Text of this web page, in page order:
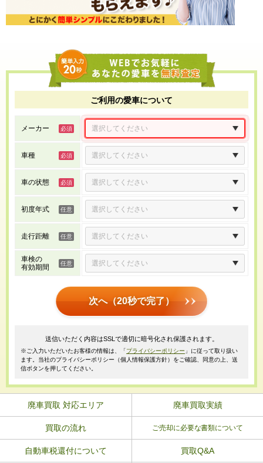
ご利用の愛車について
メーカー
車種
車の状態
初度年式
走行距離
車検の
有効期間
次へ（20秒で完了）
送信いただく内容はSSLで適切に暗号化され保護されます。
※ご入力いただいたお客様の情報は、「プライバシーポリシー 」に従って取り扱い
ます。当社のプライバシーポリシー（個人情報保護方針）をご確認、同意の上、送
信ボタンを押してください。
廃車買取 対応エリア 廃車買取実績
買取の流れ ご売却に必要な書類について
自動車税還付について 買取Q&A